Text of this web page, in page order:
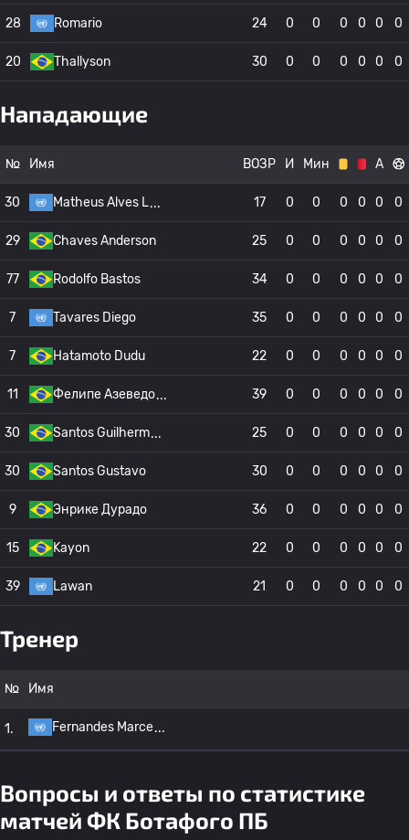
28 Romario 24 0 0 0 0 0 0
20 Thallyson 30 0 0 0 0 0 0
Нападающие
№ Имя ВОЗР И Мин А
30 Matheus Alves L 17 0 0 0 0 0 0
29 Chaves Anderson 25 0 0 0 0 0 0
77 Rodolfo Bastos 34 0 0 0 0 0 0
7 Tavares Diego 35 0 0 0 0 0 0
7 Hatamoto Dudu 22 0 0 0 0 0 0
11 Фелипе Азеведо 39 0 0 0 0 0 0
30 Santos Guilherm 25 0 0 0 0 0 0
30 Santos Gustavo 30 0 0 0 0 0 0
9 Энрике Дурадо 36 0 0 0 0 0 0
15 Kayon 22 0 0 0 0 0 0
39 Lawan 21 0 0 0 0 0 0
Тренер
№ Имя
1. Fernandes Marce
Вопросы и ответы по статистике
матчей ФК Ботафого ПБ